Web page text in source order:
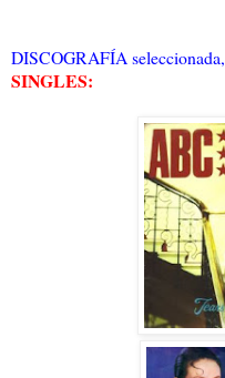
DISCOGRAFÍA seleccionada,
SINGLES: